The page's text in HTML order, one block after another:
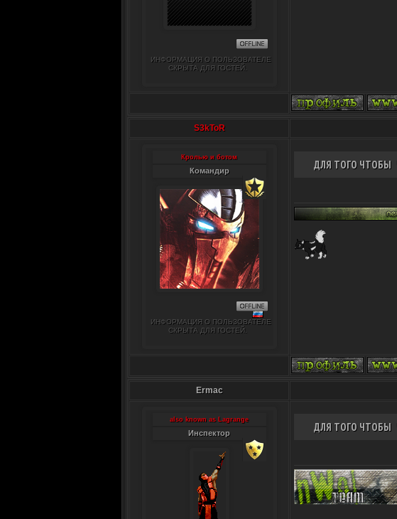
ИНФОРМАЦИЯ О ПОЛЬЗОВАТЕЛЕ
СКРЫТА ДЛЯ ГОСТЕЙ.
S3kToR
Кролью и ботом
Командир
ИНФОРМАЦИЯ О ПОЛЬЗОВАТЕЛЕ
СКРЫТА ДЛЯ ГОСТЕЙ.
ДЛЯ ТОГО ЧТОБЫ
Ermac
also known as Lagrange
Инспектор ДЛЯ ТОГО ЧТОБЫ